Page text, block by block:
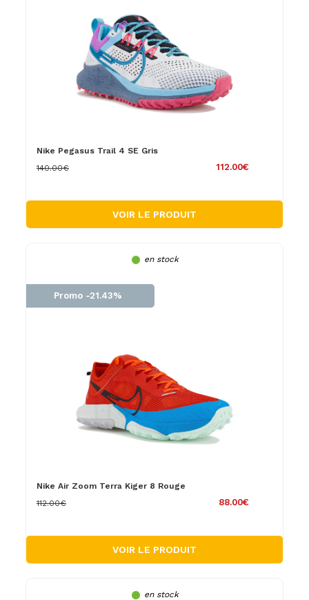
Nike Pegasus Trail 4 SE Gris
112.00€
140.00€
VOIR LE PRODUIT
en stock
Promo -21.43%
Nike Air Zoom Terra Kiger 8 Rouge
88.00€
112.00€
VOIR LE PRODUIT
en stock